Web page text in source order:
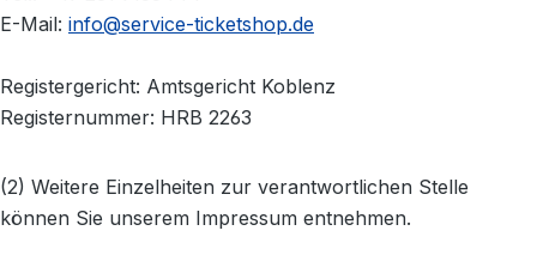
E-Mail: info@service-ticketshop.de
Registergericht: Amtsgericht Koblenz
Registernummer: HRB 2263
(2) Weitere Einzelheiten zur verantwortlichen Stelle
können Sie unserem Impressum entnehmen.